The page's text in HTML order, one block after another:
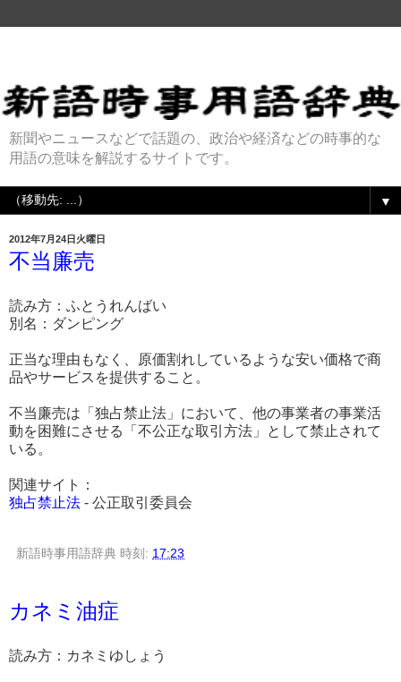
新聞やニュースなどで話題の、政治や経済などの時事的な
用語の意味を解説するサイトです。
▼
2012年7月24日火曜日
不当廉売
読み方：ふとうれんばい
別名：ダンピング
正当な理由もなく、原価割れしているような安い価格で商
品やサービスを提供すること。
不当廉売は「独占禁止法」において、他の事業者の事業活
動を困難にさせる「不公正な取引方法」として禁止されて
いる。
関連サイト：
独占禁止法 - 公正取引委員会
新語時事用語辞典 時刻: 17:23
カネミ油症
読み方：カネミゆしょう